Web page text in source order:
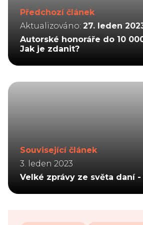
Předchozí článek
Aktualizováno: 27. leden
Autorské honoráře do 10
Jak je zdanit?
Související článek
3. leden 2023
Velké zprávy ze světa daní